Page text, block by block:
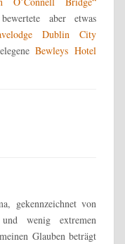
aber etwas
Dublin City
Bewleys Hotel
gekennzeichnet von
wenig extremen
Glauben beträgt